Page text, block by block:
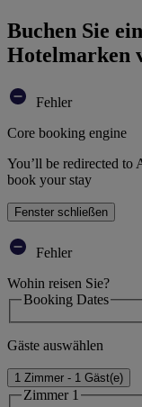
Buchen Sie
Hotelmarken
Fehler
Core booking engine
You’ll be redirected to
book your stay
Fenster schließen
Fehler
Wohin reisen Sie?
Booking Dates
Gäste auswählen
1 Zimmer - 1 Gäst(e)
Zimmer 1